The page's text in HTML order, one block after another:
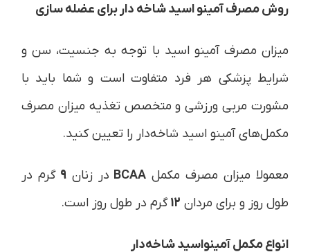
روش مصرف آمینو اسید شاخه دار برای عضله سازی
میزان مصرف آمینو اسید با توجه به جنسیت، سن و
شرایط پزشکی هر فرد متفاوت است و شما باید با
مشورت مربی ورزشی و متخصص تغذیه میزان مصرف
مکمل‌های آمینو اسید شاخه‌دار را تعیین کنید.
معمولا میزان مصرف مکمل BCAA در زنان 9 گرم در
طول روز و برای مردان 12گرم در طول روز است.
انواع مکمل آمینواسید شاخه‌دار